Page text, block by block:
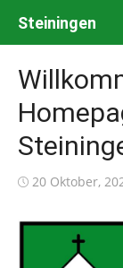
Steiningen
Posted
20 Oktober,